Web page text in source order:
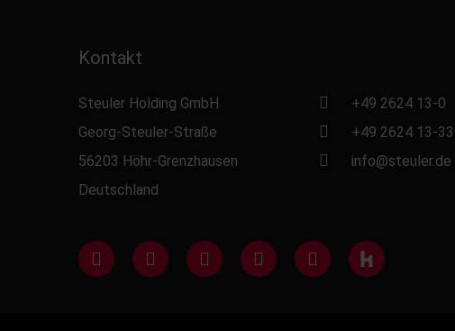
Kontakt
Steuler Holding GmbH
Georg-Steuler-Straße
56203 Höhr-Grenzhausen
Deutschland
+49 2624 13-0
+49 2624 13-
info@steuler.de